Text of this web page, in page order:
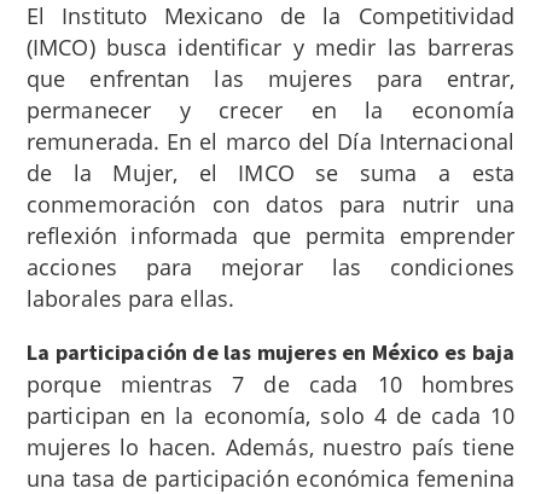
El Instituto Mexicano de la Competitividad
(IMCO) busca identificar y medir las barreras
que enfrentan las mujeres para entrar,
permanecer y crecer en la economía
remunerada. En el marco del Día Internacional
de la Mujer, el IMCO se suma a esta
conmemoración con datos para nutrir una
reflexión informada que permita emprender
acciones para mejorar las condiciones
laborales para ellas.
La participación de las mujeres en México es baja
porque mientras 7 de cada 10 hombres
participan en la economía, solo 4 de cada 10
mujeres lo hacen. Además, nuestro país tiene
una tasa de participación económica femenina